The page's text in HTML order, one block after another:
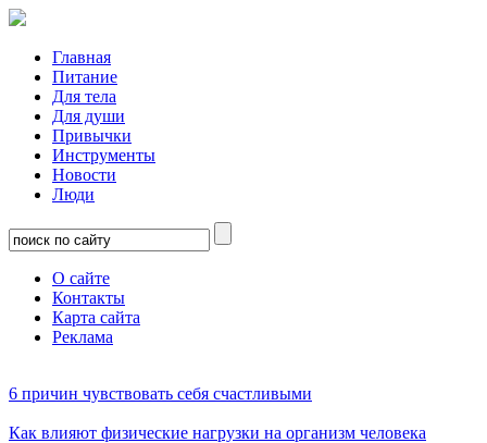
Главная
Питание
Для тела
Для души
Привычки
Инструменты
Новости
Люди
О сайте
Контакты
Карта сайта
Реклама
6 причин чувствовать себя счастливыми
Как влияют физические нагрузки на организм человека